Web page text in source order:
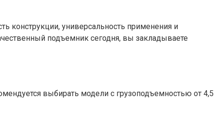
конструкции, универсальность применения и
подъемник сегодня, вы закладываете
выбирать модели с грузоподъемностью от 4,5